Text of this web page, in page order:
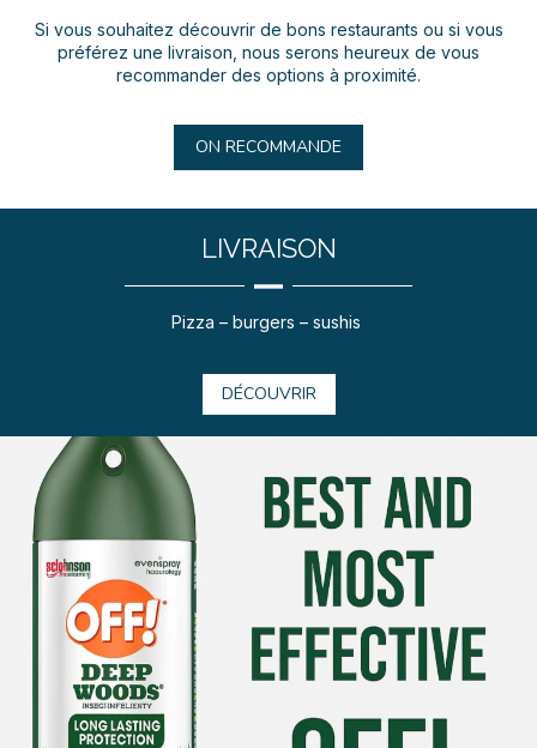
Si vous souhaitez découvrir de bons restaurants ou si vous
préférez une livraison, nous serons heureux de vous
recommander des options à proximité.
ON RECOMMANDE
LIVRAISON
Pizza – burgers – sushis
DÉCOUVRIR